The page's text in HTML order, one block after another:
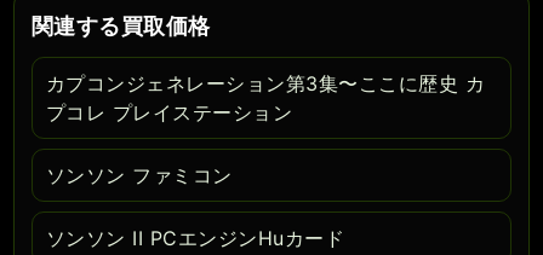
関連する買取価格
カプコンジェネレーション第3集〜ここに歴史 カ
プコレ プレイステーション
ソンソン ファミコン
ソンソン II PCエンジンHuカード